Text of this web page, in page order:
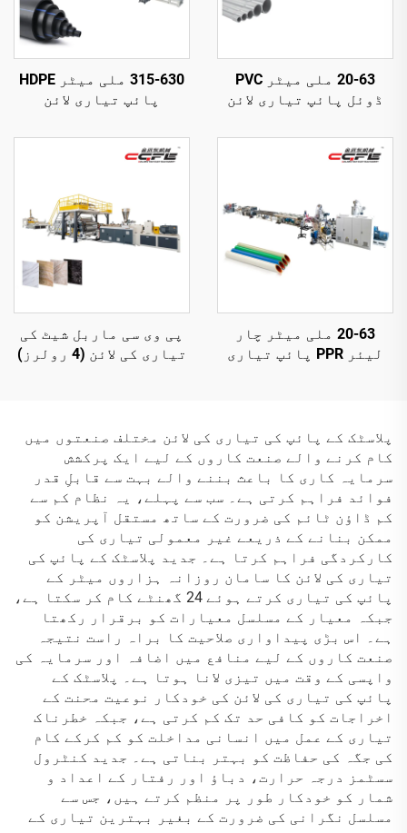
20-63 ملی میٹر PVC
ڈوئل پائپ تیاری لائن
315-630 ملی میٹر HDPE
پائپ تیاری لائن
20-63 ملی میٹر چار
لیئر PPR پائپ تیاری
پی وی سی ماربل شیٹ کی
تیاری کی لائن (4 رولرز)
پلاسٹک کے پائپ کی تیاری کی لائن مختلف صنعتوں میں
کام کرنے والے صنعت کاروں کے لیے ایک پرکشش
سرمایہ کاری کا باعث بننے والے بہت سے قابلِ قدر
فوائد فراہم کرتی ہے۔ سب سے پہلے، یہ نظام کم سے
کم ڈاؤن ٹائم کی ضرورت کے ساتھ مستقل آپریشن کو
ممکن بنانے کے ذریعے غیر معمولی تیاری کی
کارکردگی فراہم کرتا ہے۔ جدید پلاسٹک کے پائپ کی
تیاری کی لائن کا سامان روزانہ ہزاروں میٹر کے
پائپ کی تیاری کرتے ہوئے 24 گھنٹے کام کر سکتا ہے،
جبکہ معیار کے مسلسل معیارات کو برقرار رکھتا
ہے۔ اس بڑی پیداواری صلاحیت کا براہ راست نتیجہ
صنعت کاروں کے لیے منافع میں اضافہ اور سرمایہ کی
واپسی کے وقت میں تیزی لانا ہوتا ہے۔ پلاسٹک کے
پائپ کی تیاری کی لائن کی خودکار نوعیت محنت کے
اخراجات کو کافی حد تک کم کرتی ہے، جبکہ خطرناک
تیاری کے عمل میں انسانی مداخلت کو کم کرکے کام
کی جگہ کی حفاظت کو بہتر بناتی ہے۔ جدید کنٹرول
سسٹمز درجہ حرارت، دباؤ اور رفتار کے اعداد و
شمار کو خودکار طور پر منظم کرتے ہیں، جس سے
مسلسل نگرانی کی ضرورت کے بغیر بہترین تیاری کے